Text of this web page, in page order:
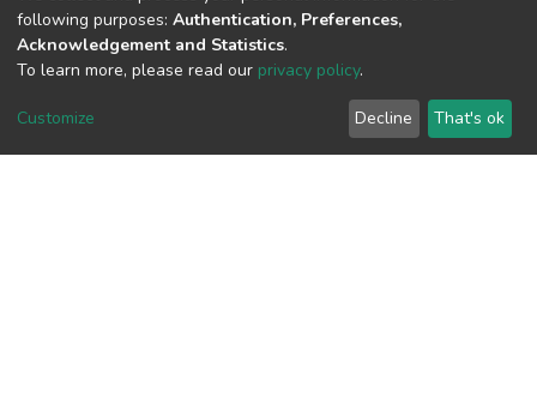
View metrics
following purposes: Authentication, Preferences,
Acknowledgement and Statistics.
To learn more, please read our privacy policy.
Customize Decline That's ok